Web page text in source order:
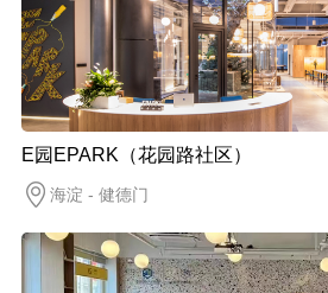
E园EPARK（花园路社区）
海淀 - 健德门